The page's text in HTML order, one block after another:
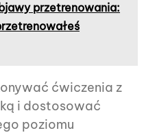
przetrenowania:
ćwiczenia z
i dostosować
poziomu